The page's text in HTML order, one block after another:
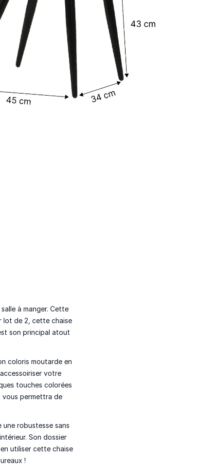
à manger. Cette
lot de 2, cette chaise
son principal atout
coloris moutardeen
votre
touches colorées
vous permettra de
robustesse sans
Son dossier
utiliser cette chaise
!